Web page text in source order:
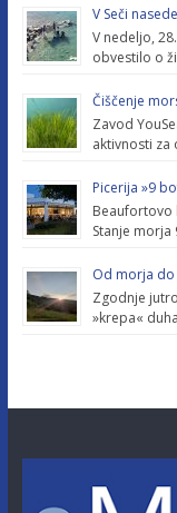
V Seči
V nedeljo,
obvestilo o
Čiščenje
Zavod
aktivnosti za
Picerija »9
Beaufortovo
Stanje
Od morja
Zgodnje
»krepa«